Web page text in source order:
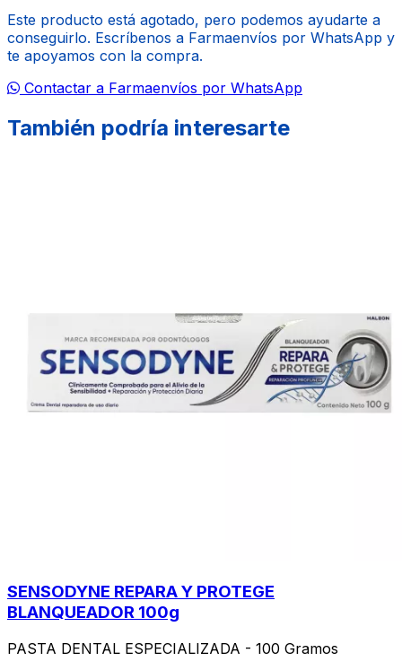
Este producto está agotado, pero podemos ayudarte a
conseguirlo. Escríbenos a Farmaenvíos por WhatsApp y
te apoyamos con la compra.
Contactar a Farmaenvíos por WhatsApp
También podría interesarte
SENSODYNE REPARA Y PROTEGE
BLANQUEADOR 100g
PASTA DENTAL ESPECIALIZADA - 100 Gramos